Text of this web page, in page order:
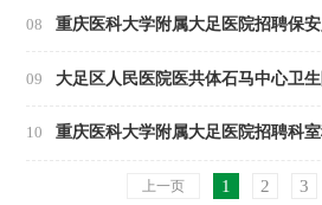
08
09
10
上一页 1 2 3